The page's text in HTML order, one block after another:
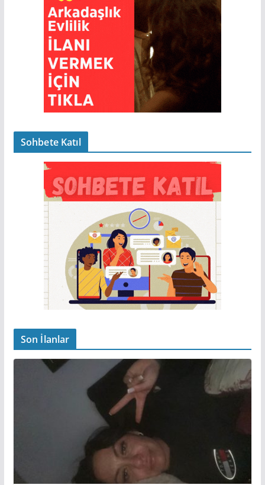
Sohbete Katıl
Son İlanlar